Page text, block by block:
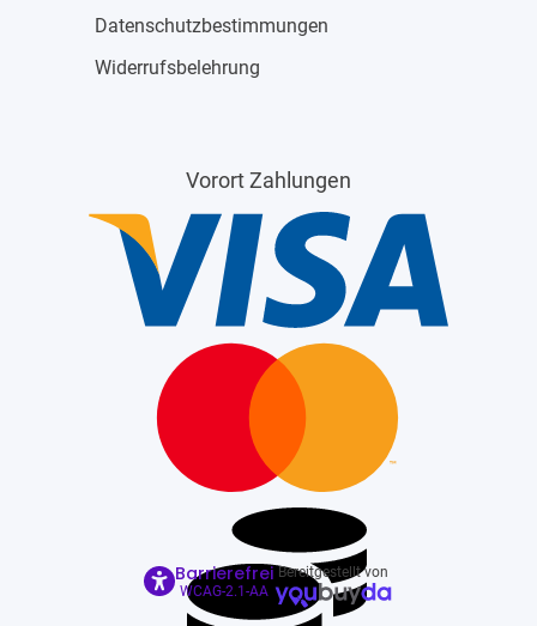
Datenschutzbestimmungen
Widerrufsbelehrung
Vorort Zahlungen
Barrierefrei
WCAG-2.1-AA
Bereitgestellt von